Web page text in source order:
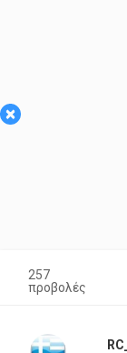
×
257
προβολές